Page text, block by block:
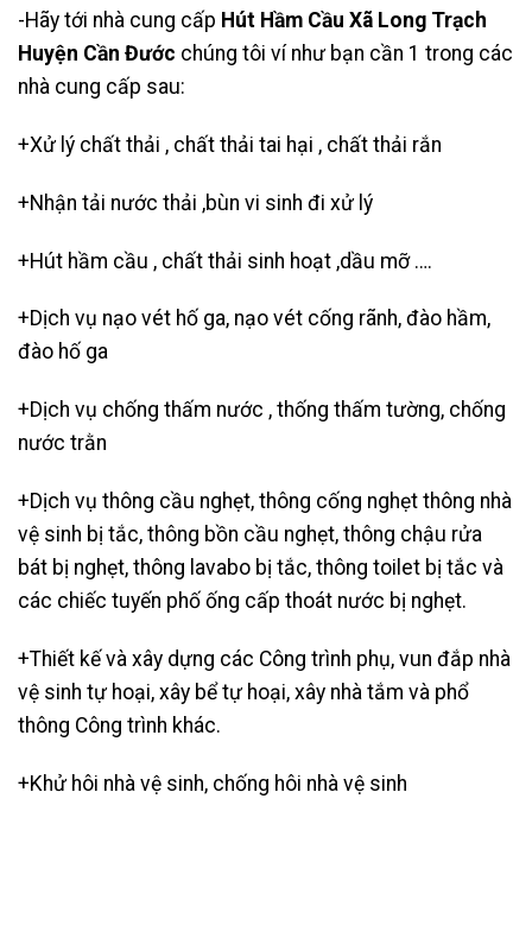
-Hãy tới nhà cung cấp Hút Hầm Cầu Xã Long Trạch
Huyện Cần Đước chúng tôi ví như bạn cần 1 trong các
nhà cung cấp sau:
+Xử lý chất thải , chất thải tai hại , chất thải rắn
+Nhận tải nước thải ,bùn vi sinh đi xử lý
+Hút hầm cầu , chất thải sinh hoạt ,dầu mỡ ….
+Dịch vụ nạo vét hố ga, nạo vét cống rãnh, đào hầm,
đào hố ga
+Dịch vụ chống thấm nước , thống thấm tường, chống
nước trằn
+Dịch vụ thông cầu nghẹt, thông cống nghẹt thông nhà
vệ sinh bị tắc, thông bồn cầu nghẹt, thông chậu rửa
bát bị nghẹt, thông lavabo bị tắc, thông toilet bị tắc và
các chiếc tuyến phố ống cấp thoát nước bị nghẹt.
+Thiết kế và xây dựng các Công trình phụ, vun đắp nhà
vệ sinh tự hoại, xây bể tự hoại, xây nhà tắm và phổ
thông Công trình khác.
+Khử hôi nhà vệ sinh, chống hôi nhà vệ sinh